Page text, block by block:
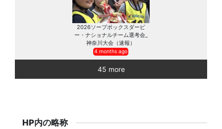
2026ソープボックスダービ
ー・ナショナルチーム選考会_
神奈川大会（速報）
4 months ago
45 more
HP内の略称